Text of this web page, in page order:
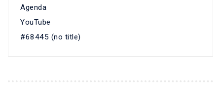
Agenda
YouTube
#68445 (no title)